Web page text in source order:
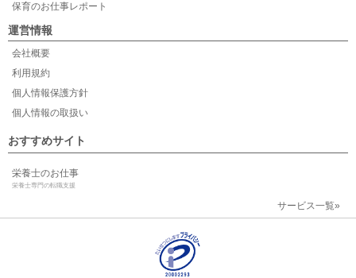
保育のお仕事レポート
運営情報
会社概要
利用規約
個人情報保護方針
個人情報の取扱い
おすすめサイト
栄養士のお仕事
栄養士専門の転職支援
サービス一覧»